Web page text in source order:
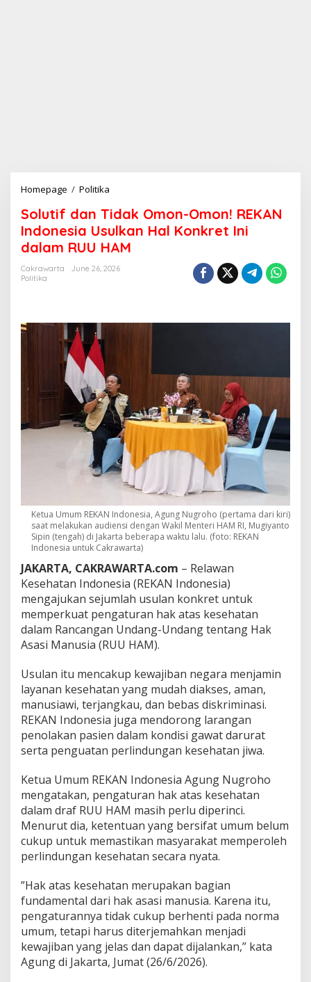
Homepage / Politika
l
u
t
i
f
i
O
m
o
n
O
o
n
E
K
A
N
I
d
o
n
e
s
i
U
s
u
l
k
a
n
a
l
K
o
n
k
r
I
n
i
d
a
l
a
Solutif dan Tidak Omon-Omon! REKAN
Indonesia Usulkan Hal Konkret Ini
dalam RUU HAM
Cakrawarta
June 26, 2026
Politika
Ketua Umum REKAN Indonesia, Agung Nugroho (pertama dari kiri)
saat melakukan audiensi dengan Wakil Menteri HAM RI, Mugiyanto
Sipin (tengah) di Jakarta beberapa waktu lalu. (foto: REKAN
Indonesia untuk Cakrawarta)
JAKARTA, CAKRAWARTA.com – Relawan
Kesehatan Indonesia (REKAN Indonesia)
mengajukan sejumlah usulan konkret untuk
memperkuat pengaturan hak atas kesehatan
dalam Rancangan Undang-Undang tentang Hak
Asasi Manusia (RUU HAM).
Usulan itu mencakup kewajiban negara menjamin
layanan kesehatan yang mudah diakses, aman,
manusiawi, terjangkau, dan bebas diskriminasi.
REKAN Indonesia juga mendorong larangan
penolakan pasien dalam kondisi gawat darurat
serta penguatan perlindungan kesehatan jiwa.
Ketua Umum REKAN Indonesia Agung Nugroho
mengatakan, pengaturan hak atas kesehatan
dalam draf RUU HAM masih perlu diperinci.
Menurut dia, ketentuan yang bersifat umum belum
cukup untuk memastikan masyarakat memperoleh
perlindungan kesehatan secara nyata.
”Hak atas kesehatan merupakan bagian
fundamental dari hak asasi manusia. Karena itu,
pengaturannya tidak cukup berhenti pada norma
umum, tetapi harus diterjemahkan menjadi
kewajiban yang jelas dan dapat dijalankan,” kata
Agung di Jakarta, Jumat (26/6/2026).